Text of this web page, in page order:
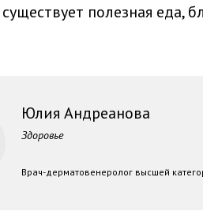
полезная еда,
Юлия Андреанова
Здоровье
Врач-дерматовенеролог высшей